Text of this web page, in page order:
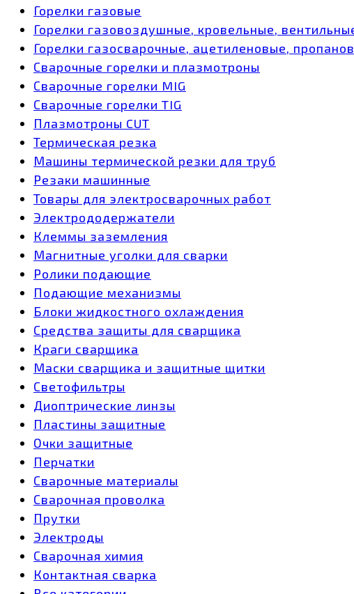
Горелки газовые
Горелки газовоздушные, кровельные,
Горелки газосварочные, ацетиленовые,
Сварочные горелки и плазмотроны
Сварочные горелки MIG
Сварочные горелки TIG
Плазмотроны CUT
Термическая резка
Машины термической резки для труб
Резаки машинные
Товары для электросварочных работ
Электрододержатели
Клеммы заземления
Магнитные уголки для сварки
Ролики подающие
Подающие механизмы
Блоки жидкостного охлаждения
Средства защиты для сварщика
Краги сварщика
Маски сварщика и защитные щитки
Светофильтры
Диоптрические линзы
Пластины защитные
Очки защитные
Перчатки
Сварочные материалы
Сварочная проволка
Прутки
Электроды
Сварочная химия
Контактная сварка